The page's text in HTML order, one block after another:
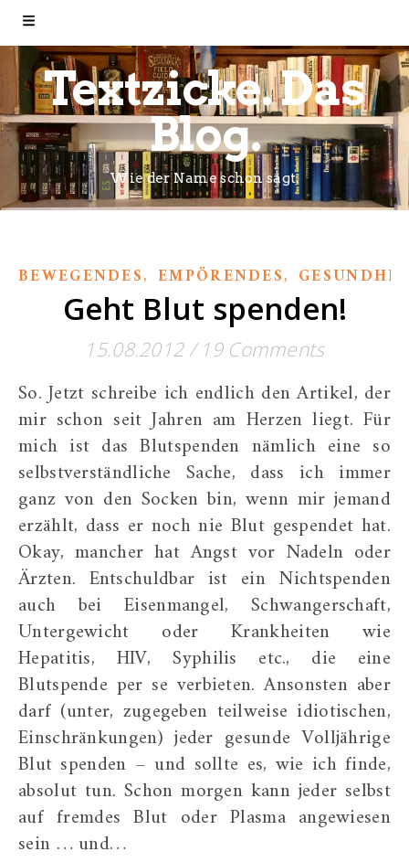
Textzicke. Das
Blog.
Wie der Name schon sagt.
BEWEGENDES, EMPÖRENDES,
Geht Blut spenden!
15.08.2012 / 19 Comments
So. Jetzt schreibe ich endlich den Artikel, der
mir schon seit Jahren am Herzen liegt. Für
mich ist das Blutspenden nämlich eine so
selbstverständliche Sache, dass ich immer
ganz von den Socken bin, wenn mir jemand
erzählt, dass er noch nie Blut gespendet hat.
Okay, mancher hat Angst vor Nadeln oder
Ärzten. Entschuldbar ist ein Nichtspenden
auch bei Eisenmangel, Schwangerschaft,
Untergewicht oder Krankheiten wie
Hepatitis, HIV, Syphilis etc., die eine
Blutspende per se verbieten. Ansonsten aber
darf (unter, zugegeben teilweise idiotischen,
Einschränkungen) jeder gesunde Volljährige
Blut spenden – und sollte es, wie ich finde,
absolut tun. Schon morgen kann jeder selbst
auf fremdes Blut oder Plasma angewiesen
sein … und…